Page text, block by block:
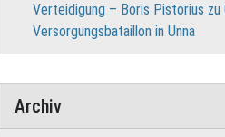
Verteidigung – Boris Pistorius zu
Versorgungsbataillon in Unna
Archiv